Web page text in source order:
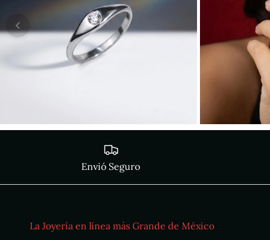
Envió Seguro
La Joyería en línea más Grande de México